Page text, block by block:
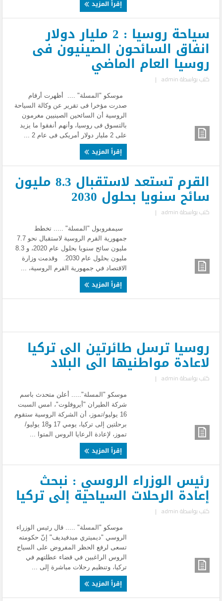
إقرأ المزيد
سياحة روسيا : 2 مليار دولار
انفاق السائحون الصينيون فى
روسيا العام الماضي
كتب بواسطةadmin
|
موسكو "المسلة" .... أظهرت أرقام
صدرت مؤخرا فى تقرير عن وكالة السياحة
الروسية أن السائحين الصينيين مغرمون
بالتسوق فى روسيا، وأنهم أنفقوا ما يزيد
على 2 مليار دولار أمريكى فى عام 2 ...
إقرأ المزيد
القرم تستعد لاستقبال 8.3 مليون
سائح سنويا بحلول 2030
كتب بواسطةadmin
|
سيمفروبول "المسلة" ..... تخطط
جمهورية القرم الروسية لاستقبال نحو 7.7
مليون سائح سنويا بحلول عام 2020، و 8.3
مليون بحلول عام 2030. وقدمت وزارة
الاقتصاد في جمهورية القرم الروسية، ...
إقرأ المزيد
روسيا ترسل طائرتين الى تركيا
لاعادة مواطنيها الى البلاد
كتب بواسطةadmin
|
موسكو "المسلة"..... أعلن متحدث باسم
شركة الطيران "أيروفلوت"، امس السبت
16 يوليو/تموز، أن الشركة الروسية ستقوم
برحلتين إلى تركيا، يومي 17 و18 يوليو/
تموز، لإعادة الرعايا الروس المتوا ...
إقرأ المزيد
رئيس الوزراء الروسي : نبحث
إعادة الرحلات السياحية إلى تركيا
كتب بواسطةadmin
|
موسكو "المسلة" ..... قال رئيس الوزراء
الروسي "ديميتري ميدفيديف" إنّ حكومته
تسعى لرفع الحظر المفروض على السياح
الروس الراغبين في قضاء عطلتهم في
تركيا، وتنظيم رحلات مباشرة إلى ...
إقرأ المزيد